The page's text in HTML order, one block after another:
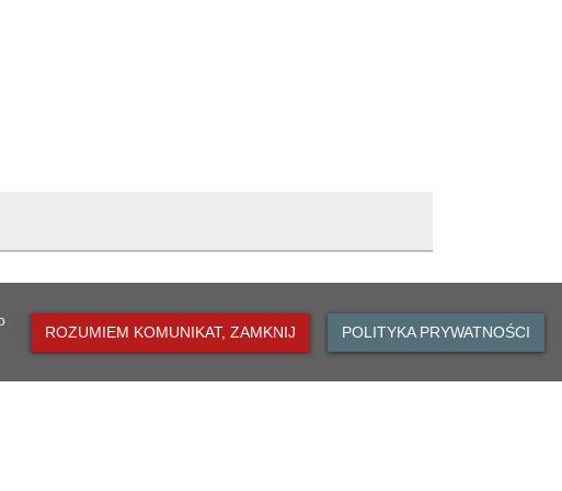
Miejski w Oławie
ROZUMIEM KOMUNIKAT, ZAMKNIJ POLITYKA PRYWATNOŚCI